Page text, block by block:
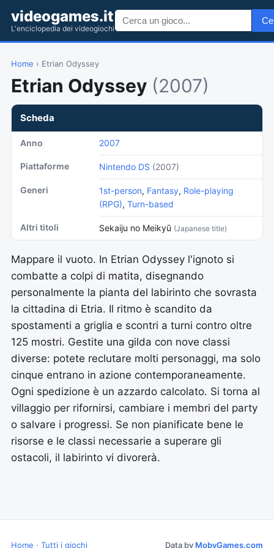
videogames.it
L'enciclopedia dei videogiochi
Home › Etrian Odyssey
Etrian Odyssey (2007)
Scheda
Anno 2007
Piattaforme Nintendo DS (2007)
Generi 1st-person, Fantasy, Role-playing
(RPG), Turn-based
Altri titoli Sekaiju no Meikyū (Japanese title)
Mappare il vuoto. In Etrian Odyssey l'ignoto si
combatte a colpi di matita, disegnando
personalmente la pianta del labirinto che sovrasta
la cittadina di Etria. Il ritmo è scandito da
spostamenti a griglia e scontri a turni contro oltre
125 mostri. Gestite una gilda con nove classi
diverse: potete reclutare molti personaggi, ma solo
cinque entrano in azione contemporaneamente.
Ogni spedizione è un azzardo calcolato. Si torna al
villaggio per rifornirsi, cambiare i membri del party
o salvare i progressi. Se non pianificate bene le
risorse e le classi necessarie a superare gli
ostacoli, il labirinto vi divorerà.
Home · Tutti i giochi Data by MobyGames.com